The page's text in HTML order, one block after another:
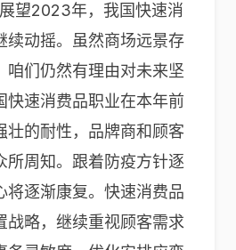
望2023年，我国快速消
续动摇。虽然商场远景存
咱们仍然有理由对未来坚
快速消费品职业在本年前
壮的耐性，品牌商和顾客
所周知。跟着防疫方针逐
将逐渐康复。快速消费品
战略，继续重视顾客需求